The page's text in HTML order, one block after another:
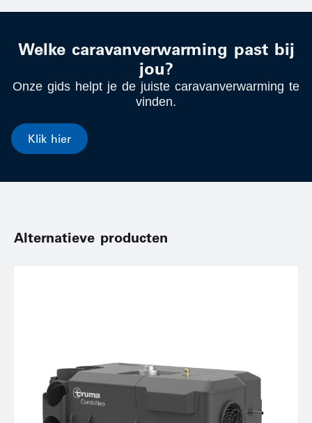
Welke caravanverwarming past bij
jou?
Onze gids helpt je de juiste caravanverwarming te
vinden.
Klik hier
Alternatieve producten